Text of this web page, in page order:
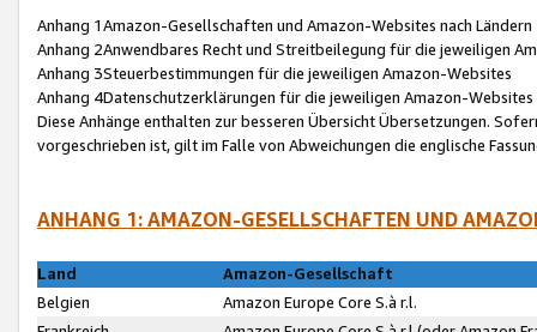
Anhang 1Amazon-Gesellschaften und Amazon-Websites nach Ländern
Anhang 2Anwendbares Recht und Streitbeilegung für die jeweiligen
Anhang 3Steuerbestimmungen für die jeweiligen Amazon-Websites
Anhang 4Datenschutzerklärungen für die jeweiligen Amazon-Websites
Diese Anhänge enthalten zur besseren Übersicht Übersetzungen.
vorgeschrieben ist, gilt im Falle von Abweichungen die englische
ANHANG 1: AMAZON-GESELLSCHAFTEN UND
Land
Amazon-Gesellschaft
Belgien
Amazon Europe Core S.à r.l.